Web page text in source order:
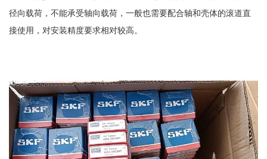
径向载荷，不能承受轴向载荷，一般也需要配合轴和壳体的滚道直
接使用，对安装精度要求相对较高。